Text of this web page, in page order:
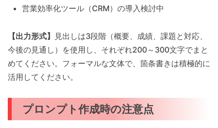
営業効率化ツール（CRM）の導入検討中
【出力形式】
見出しは3段階（概要、成績、課題と対応、
今後の見通し）を使用し、それぞれ200～300文字でまと
めてください。フォーマルな文体で、箇条書きは積極的に
活用してください。
プロンプト作成時の注意点